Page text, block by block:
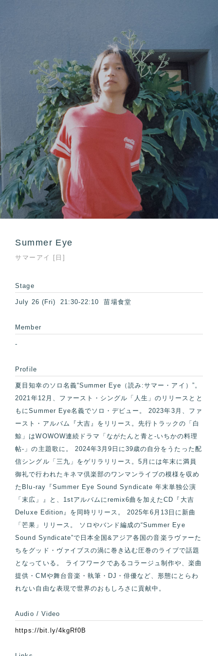
Summer Eye
サマーアイ [日]
Stage
July 26 (Fri) 21:30-22:10 苗場食堂
Member
-
Profile
夏目知幸のソロ名義“Summer Eye（読み:サマー・アイ）”。
2021年12月、ファースト・シングル「人生」のリリースとと
もにSummer Eye名義でソロ・デビュー。 2023年3月、ファ
ースト・アルバム『大吉』をリリース。先行トラックの「白
鯨」はWOWOW連続ドラマ「ながたんと青と-いちかの料理
帖-」の主題歌に。 2024年3月9日に39歳の自分をうたった配
信シングル「三九」をゲリラリリース。5月には年末に満員
御礼で行われたキネマ倶楽部のワンマンライブの模様を収め
たBlu-ray『Summer Eye Sound Syndicate 年末単独公演
「末広」』と、1stアルバムにremix6曲を加えたCD『大吉
Deluxe Edition』を同時リリース。 2025年6月13日に新曲
「芒果」リリース。 ソロやバンド編成の“Summer Eye
Sound Syndicate”で日本全国&アジア各国の音楽ラヴァーた
ちをグッド・ヴァイブスの渦に巻き込む圧巻のライブで話題
となっている。 ライフワークであるコラージュ制作や、楽曲
提供・CMや舞台音楽・執筆・DJ・俳優など、形態にとらわ
れない自由な表現で世界のおもしろさに貢献中。
Audio / Video
https://bit.ly/4kgRf0B